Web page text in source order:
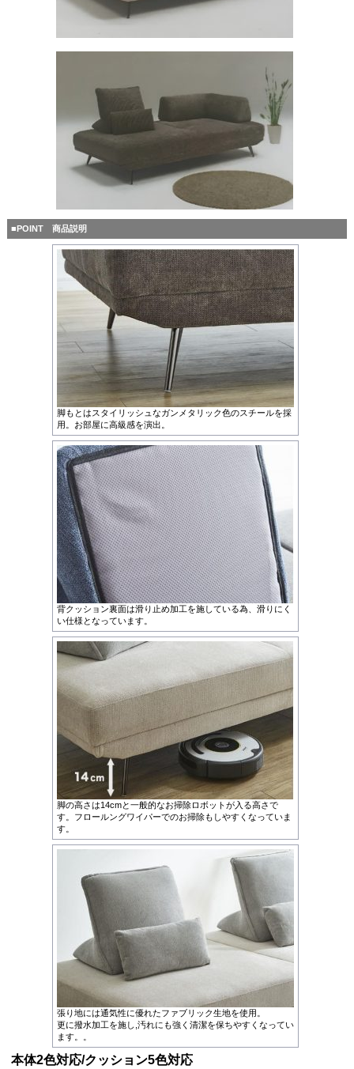
■POINT 商品説明
脚もとはスタイリッシュなガンメタリック色のスチールを採
用。お部屋に高級感を演出。
背クッション裏面は滑り止め加工を施している為、滑りにく
い仕様となっています。
脚の高さは14cmと一般的なお掃除ロボットが入る高さで
す。フロールングワイパーでのお掃除もしやすくなっていま
す。
張り地には通気性に優れたファブリック生地を使用。
更に撥水加工を施し,汚れにも強く清潔を保ちやすくなってい
ます。。
本体2色対応/クッション5色対応